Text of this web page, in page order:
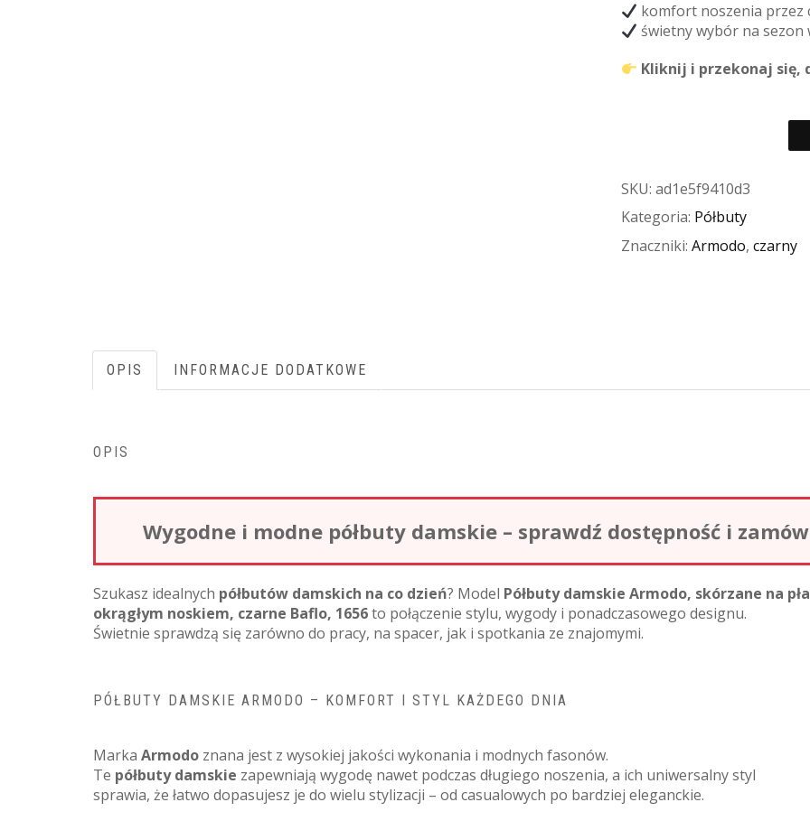
komfort noszenia przez
świetny wybór na
Kliknij i przekonaj się,
SKU: ad1e5f9410d3
Kategoria: Półbuty
Znaczniki: Armodo, czarny
OPIS INFORMACJE DODATKOWE
OPIS
Wygodne i modne półbuty damskie – sprawdź dostępność i
Szukasz idealnych półbutów damskich na co dzień? Model Półbuty damskie Armodo, skórzane na
okrągłym noskiem, czarne Baflo, 1656to połączenie stylu, wygody i ponadczasowego designu.
Świetnie sprawdzą się zarówno do pracy, na spacer, jak i spotkania ze znajomymi.
PÓŁBUTY DAMSKIE ARMODO – KOMFORT I STYL KAŻDEGO DNIA
Marka Armodo znana jest z wysokiej jakości wykonania i modnych fasonów.
Te półbuty damskie zapewniają wygodę nawet podczas długiego noszenia, a ich uniwersalny styl
sprawia, że łatwo dopasujesz je do wielu stylizacji – od casualowych po bardziej eleganckie.